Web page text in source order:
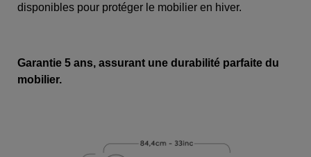
disponibles pour protéger le mobilier en hiver.
Garantie 5 ans, assurant une durabilité parfaite du
mobilier.